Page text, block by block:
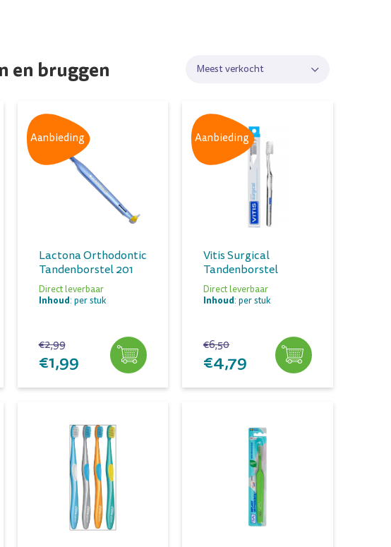
en bruggen Meest verkocht
Aanbieding
Lactona Orthodontic
Tandenborstel 201
Direct leverbaar
Inhoud: per stuk
€2,99
€1,99
Aanbieding
Vitis Surgical
Tandenborstel
Direct leverbaar
Inhoud: per stuk
€6,50
€4,79